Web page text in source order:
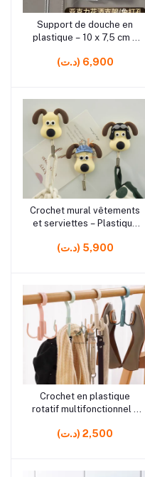
rrrrrr19
Ajouter au panier
Support de douche en
plastique – 10 x 7,5 cm –
(د.ت) 6,900
rrrrrr3 rrrrrr7
Ajouter au panier
Crochet mural vêtements
et serviettes – Plastique
(د.ت) 5,900
rrrrrr10 rrrrrr8 rrrrrr10
Ajouter au panier
Crochet en plastique
rotatif multifonctionnel à
(د.ت) 2,500